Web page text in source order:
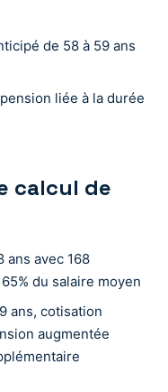
de 58 à 59 ans
liée à la durée
calcul de
ans avec 168
du salaire moyen
ans, cotisation
augmentée